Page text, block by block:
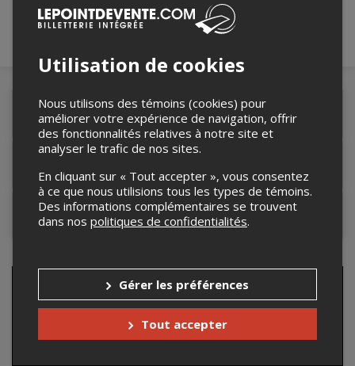
Détails de l'événement
Contacter l'organisateur
Utilisation de cookies
Nous utilisons des témoins (cookies) pour
améliorer votre expérience de navigation, offrir
des fonctionnalités relatives à notre site et
analyser le trafic de nos sites.
En cliquant sur « Tout accepter », vous consentez
à ce que nous utilisions tous les types de témoins.
Des informations complémentaires se trouvent
dans nos politiques de confidentialités.
Gérer les préférences
Tout accepter